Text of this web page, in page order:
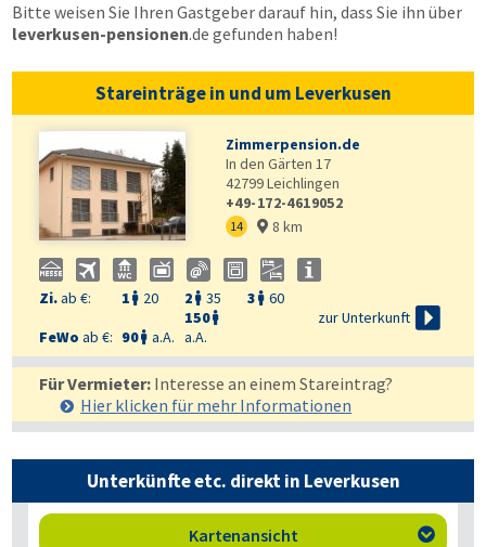
Bitte weisen Sie Ihren Gastgeber darauf hin, dass Sie ihn über
leverkusen-pensionen.de gefunden haben!
Stareinträge in und um Leverkusen
Zimmerpension.de
In den Gärten 17
42799Leichlingen
+49-172-4619052
14  8 km
Zi.ab €: 1  20 2  35 3  60
FeWo ab €: 90 a.A.
150
a.A.
zur Unterkunft 
Für Vermieter: Interesse an einem Stareintrag?
Hier klicken für mehr Informationen
Unterkünfte etc. direkt in Leverkusen
Kartenansicht 